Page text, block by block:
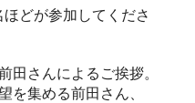
どが参加してくださ
田さんによるご挨拶。
を集める前田さん、